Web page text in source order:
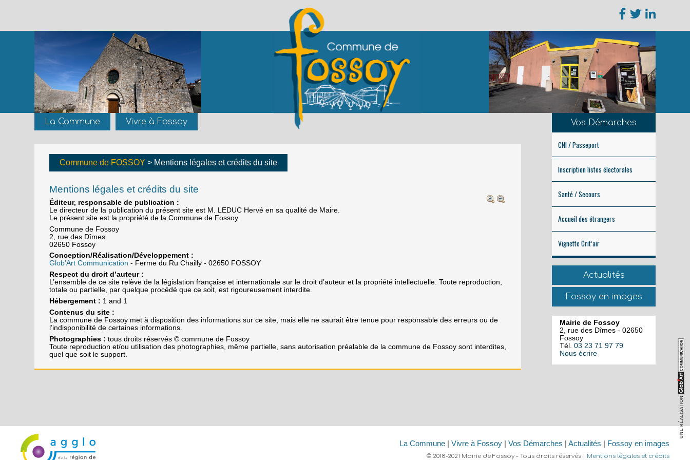
UNE RÉALISATION
Vos Démarches
CNI / Passeport
Inscription listes électorales
Santé / Secours
Accueil des étrangers
Vignette Crit’air
Actualités
Fossoy en images
Mairie de Fossoy
2, rue des Dîmes - 02650
Fossoy
Tél.03 23 71 97 79
Nous écrire
La Commune Vivre à Fossoy
Commune de FOSSOY > Mentions légales et crédits du site
Mentions légales et crédits du site
Éditeur, responsable de publication :
Le directeur de la publication du présent site est M. LEDUC Hervé en sa qualité de Maire.
Le présent site est la propriété de la Commune de Fossoy.
Commune de Fossoy
2, rue des Dîmes
02650 Fossoy
Conception/Réalisation/Développement :
Glob’Art Communication - Ferme du Ru Chailly - 02650 FOSSOY
Respect du droit d’auteur :
L’ensemble de ce site relève de la législation française et internationale sur le droit d’auteur et la propriété intellectuelle. Toute reproduction,
totale ou partielle, par quelque procédé que ce soit, est rigoureusement interdite.
Hébergement : 1 and 1
Contenus du site :
La commune de Fossoy met à disposition des informations sur ce site, mais elle ne saurait être tenue pour responsable des erreurs ou de
l’indisponibilité de certaines informations.
Photographies : tous droits réservés © commune de Fossoy
Toute reproduction et/ou utilisation des photographies, même partielle, sans autorisation préalable de la commune de Fossoy sont interdites,
quel que soit le support.
La Commune | Vivre à Fossoy | Vos Démarches | Actualités | Fossoy en images
© 2018-2021 Mairie de Fossoy - Tous droits réservés | Mentions légales et crédits